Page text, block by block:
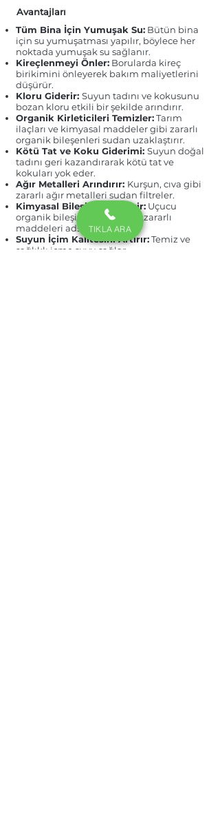
Avantajları
Tüm Bina İçin Yumuşak Su: Bütün bina
için su yumuşatması yapılır, böylece her
noktada yumuşak su sağlanır.
Kireçlenmeyi Önler: Borularda kireç
birikimini önleyerek bakım maliyetlerini
düşürür.
Kloru Giderir: Suyun tadını ve kokusunu
bozan kloru etkili bir şekilde arındırır.
Organik Kirleticileri Temizler:Tarım
ilaçları ve kimyasal maddeler gibi zararlı
organik bileşenleri sudan uzaklaştırır.
Kötü Tat ve Koku Giderimi: Suyun doğal
tadını geri kazandırarak kötü tat ve
kokuları yok eder.
Ağır Metalleri Arındırır: Kurşun, cıva gibi
zararlı ağır metalleri sudan filtreler.
Kimyasal Bileşikleri Giderir: Uçucu
organik bileşikler (VOC) gibi zararlı
maddeleri adsorbe eder.
Suyun İçim Kalitesini Artırır:Temiz ve
sağlıklı içme suyu sağlar.
TIKLA ARA